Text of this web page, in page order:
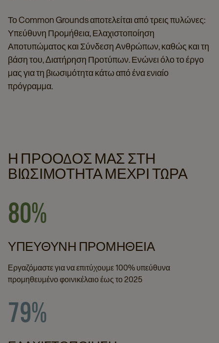
Το Common Grounds αποτελείται από τρεις πυλώνες:
Υπεύθυνη Προμήθεια, Ελαχιστοποίηση
Αποτυπώματος και Σύνδεση Ανθρώπων, καθώς και τη
βάση του, Διατήρηση Προτύπων. Ενώνει όλο το έργο
μας για τη βιωσιμότητα κάτω από ένα ενιαίο
πρόγραμμα.
Η ΠΡΌΟΔΌΣ ΜΑΣ ΣΤΗ
ΒΙΩΣΙΜΌΤΗΤΑ ΜΈΧΡΙ ΤΏΡΑ
80%
ΥΠΕΎΘΥΝΗ ΠΡΟΜΉΘΕΙΑ
Εργαζόμαστε για να επιτύχουμε 100% υπεύθυνα
προμηθευμένο φοινικέλαιο έως το 2025
79%